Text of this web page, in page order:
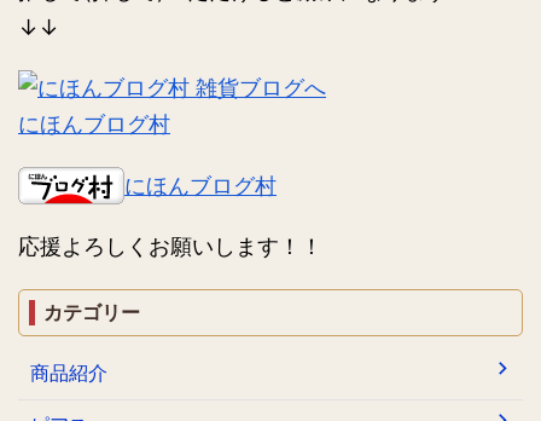
↓↓
にほんブログ村
にほんブログ村
応援よろしくお願いします！！
カテゴリー
商品紹介